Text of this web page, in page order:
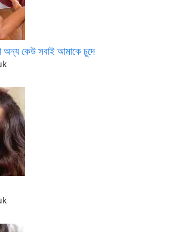
অন্য কেউ সবাই আমাকে চুদে